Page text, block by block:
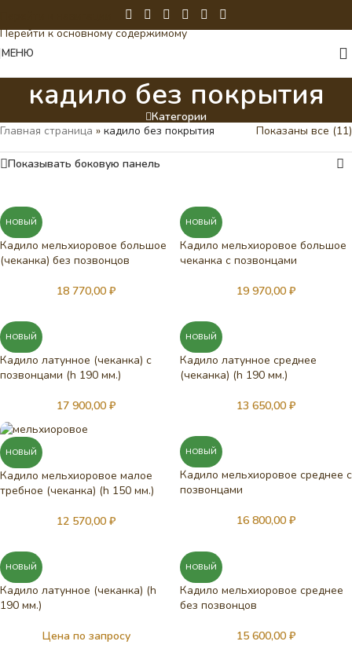
Перейти к основному содержимому
МЕНЮ
кадило без покрытия
Категории
Главная страница » кадило без покрытия Показаны все (11)
Показывать боковую панель
НОВЫЙ
Кадило мельхиоровое большое
(чеканка) без позвонцов
18 770,00 ₽
НОВЫЙ
Кадило мельхиоровое большое
чеканка с позвонцами
19 970,00 ₽
НОВЫЙ
Кадило латунное (чеканка) с
позвонцами (h 190 мм.)
17 900,00 ₽
НОВЫЙ
Кадило латунное среднее
(чеканка) (h 190 мм.)
13 650,00 ₽
НОВЫЙ
Кадило мельхиоровое малое
требное (чеканка) (h 150 мм.)
12 570,00 ₽
НОВЫЙ
Кадило мельхиоровое среднее с
позвонцами
16 800,00 ₽
НОВЫЙ
Кадило латунное (чеканка) (h
190 мм.)
Цена по запросу
НОВЫЙ
Кадило мельхиоровое среднее
без позвонцов
15 600,00 ₽